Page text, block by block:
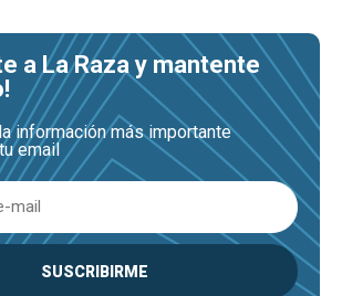
a La Raza y mantente
información más importante
email
SUSCRIBIRME